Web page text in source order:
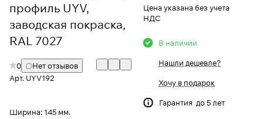
профиль UYV,
заводская покраска,
RAL 7027
0
Нет отзывов
Арт. UYV192
Ширина: 145 мм.
Цена указана без учета
НДС
В наличии
Нашли дешевле?
Хочу в подарок
Гарантия до 5 лет